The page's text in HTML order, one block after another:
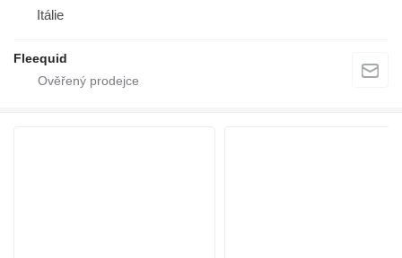
Itálie
Fleequid